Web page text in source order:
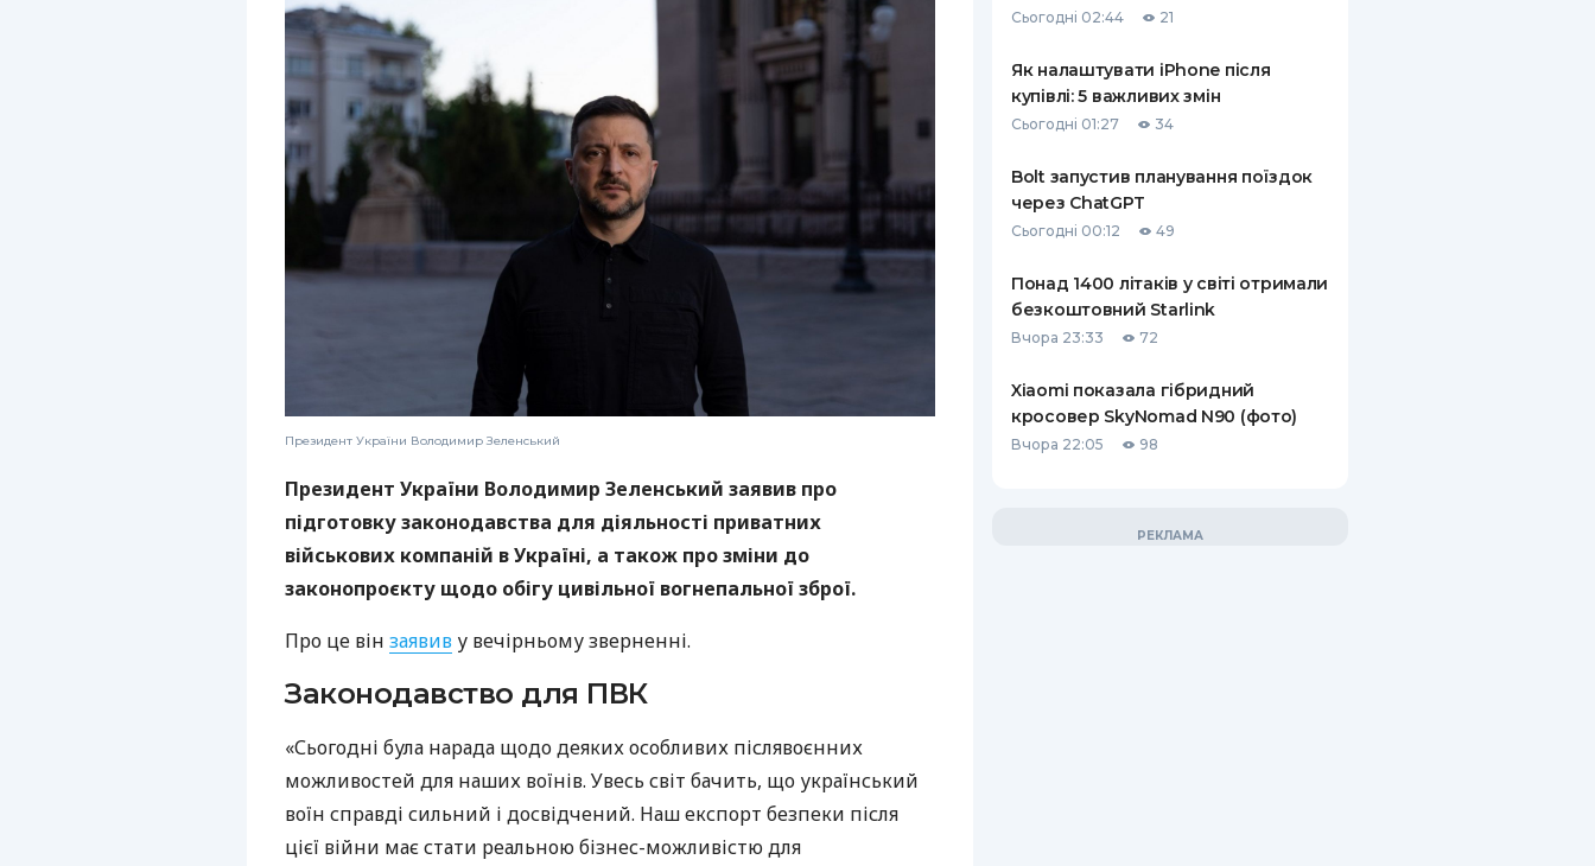
РЕЙТИНГ ДЕБЕТОВИХ
КАРТОК
ЩОМІСЯЧНИЙ ОГЛЯД
ПУТІВНИКИ ПО
БАНКІВСЬКИХ КАРТКАХ
ВСІ СТРАХОВІ ПОЛІСИ
ВІДГУКИ ПРО СТРАХОВІ
КОМПАНІЇ
ДОСТАВКА І ОПЛАТА
КОНТАКТИ
Президент України Володимир Зеленський
Президент України Володимир Зеленський заявив про
підготовку законодавства для діяльності приватних
військових компаній в Україні, а також про зміни до
законопроєкту щодо обігу цивільної вогнепальної зброї.
Про це він заявив у вечірньому зверненні.
Законодавство для ПВК
«Сьогодні була нарада щодо деяких особливих післявоєнних
можливостей для наших воїнів. Увесь світ бачить, що український
воїн справді сильний і досвідчений. Наш експорт безпеки після
цієї війни має стати реальною бізнес-можливістю для
Сьогодні 02:44 21
Як налаштувати iPhone після
купівлі: 5 важливих змін
Сьогодні 01:27 34
Bolt запустив планування поїздок
через ChatGPT
Сьогодні 00:12 49
Понад 1400 літаків у світі отримали
безкоштовний Starlink
Вчора 23:33 72
Xiaomi показала гібридний
кросовер SkyNomad N90 (фото)
Вчора 22:05 98